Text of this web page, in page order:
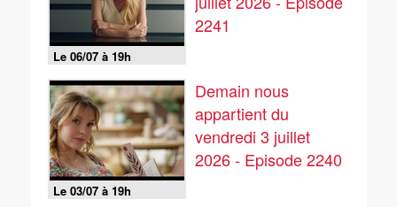
Le 06/07 à 19h
2241
Le 03/07 à 19h
Demain nous
appartient du
vendredi 3 juillet
2026 - Episode 2240